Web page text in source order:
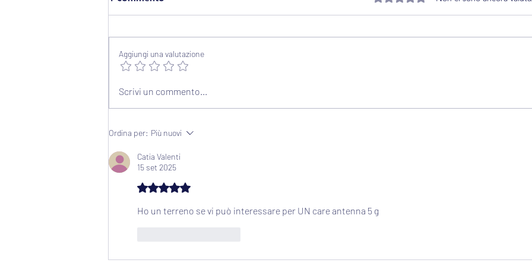
Canone antenne: la
"disponibili". Dubbi di
Aggiungi una valutazione
Scrivi un commento...
Ordina per: Più nuovi
Catia Valenti
15 set 2025
Valutazione 5 stelle su 5.
Ho un terreno se vi può interessare per UN care antenna 5 g